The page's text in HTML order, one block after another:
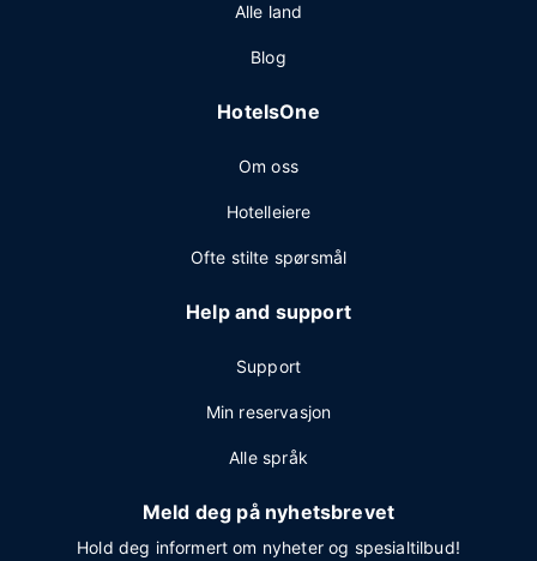
Alle land
Blog
HotelsOne
Om oss
Hotelleiere
Ofte stilte spørsmål
Help and support
Support
Min reservasjon
Alle språk
Meld deg på nyhetsbrevet
Hold deg informert om nyheter og spesialtilbud!